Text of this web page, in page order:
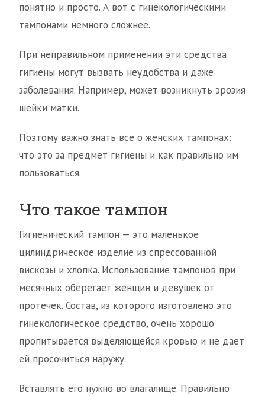
понятно и просто. А вот с гинекологическими
тампонами немного сложнее.
При неправильном применении эти средства
гигиены могут вызвать неудобства и даже
заболевания. Например, может возникнуть эрозия
шейки матки.
Поэтому важно знать все о женских тампонах:
что это за предмет гигиены и как правильно им
пользоваться.
Что такое тампон
Гигиенический тампон — это маленькое
цилиндрическое изделие из спрессованной
вискозы и хлопка. Использование тампонов при
месячных оберегает женщин и девушек от
протечек. Состав, из которого изготовлено это
гинекологическое средство, очень хорошо
пропитывается выделяющейся кровью и не дает
ей просочиться наружу.
Вставлять его нужно во влагалище. Правильно